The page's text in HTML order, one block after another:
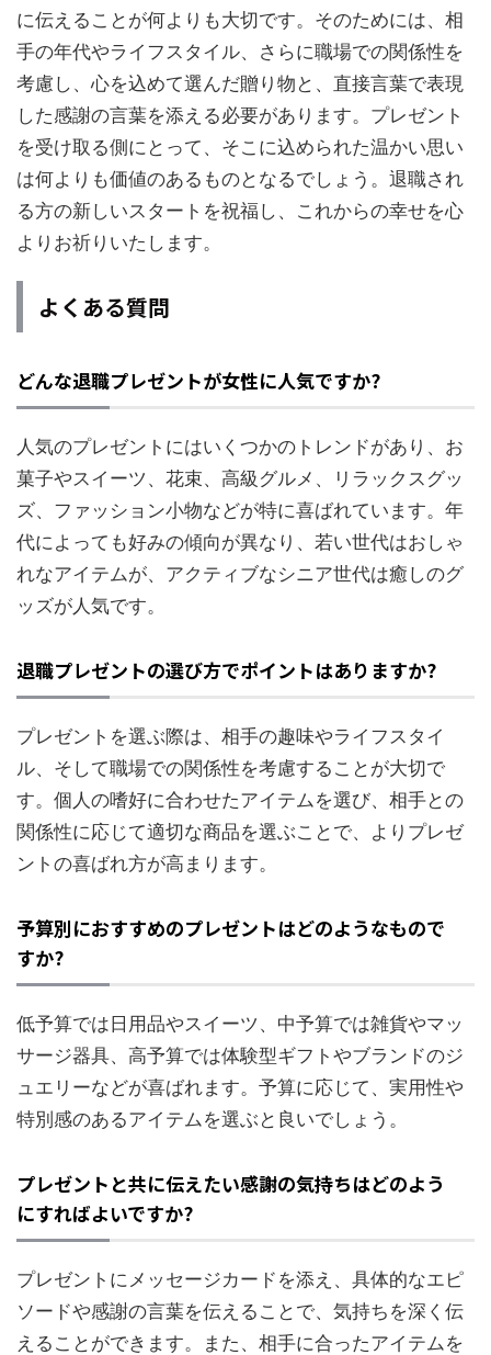
に伝えることが何よりも大切です。そのためには、相
手の年代やライフスタイル、さらに職場での関係性を
考慮し、心を込めて選んだ贈り物と、直接言葉で表現
した感謝の言葉を添える必要があります。プレゼント
を受け取る側にとって、そこに込められた温かい思い
は何よりも価値のあるものとなるでしょう。退職され
る方の新しいスタートを祝福し、これからの幸せを心
よりお祈りいたします。
よくある質問
どんな退職プレゼントが女性に人気ですか?
人気のプレゼントにはいくつかのトレンドがあり、お
菓子やスイーツ、花束、高級グルメ、リラックスグッ
ズ、ファッション小物などが特に喜ばれています。年
代によっても好みの傾向が異なり、若い世代はおしゃ
れなアイテムが、アクティブなシニア世代は癒しのグ
ッズが人気です。
退職プレゼントの選び方でポイントはありますか?
プレゼントを選ぶ際は、相手の趣味やライフスタイ
ル、そして職場での関係性を考慮することが大切で
す。個人の嗜好に合わせたアイテムを選び、相手との
関係性に応じて適切な商品を選ぶことで、よりプレゼ
ントの喜ばれ方が高まります。
予算別におすすめのプレゼントはどのようなもので
すか?
低予算では日用品やスイーツ、中予算では雑貨やマッ
サージ器具、高予算では体験型ギフトやブランドのジ
ュエリーなどが喜ばれます。予算に応じて、実用性や
特別感のあるアイテムを選ぶと良いでしょう。
プレゼントと共に伝えたい感謝の気持ちはどのよう
にすればよいですか?
プレゼントにメッセージカードを添え、具体的なエピ
ソードや感謝の言葉を伝えることで、気持ちを深く伝
えることができます。また、相手に合ったアイテムを